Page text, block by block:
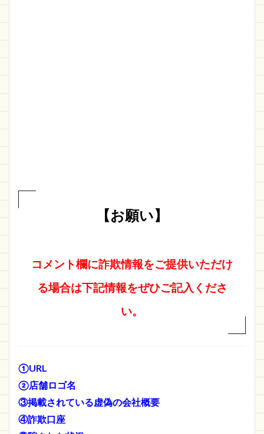
【お願い】
コメント欄に詐欺情報をご提供いただけ
る場合は下記情報をぜひご記入くださ
い。
①URL
②店舗ロゴ名
③掲載されている虚偽の会社概要
④詐欺口座